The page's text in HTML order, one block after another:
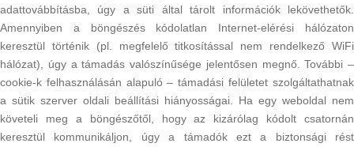
adattovábbításba, úgy a süti által tárolt információk lekövethetők.
Amennyiben a böngészés kódolatlan Internet-elérési hálózaton
keresztül történik (pl. megfelelő titkosítással nem rendelkező WiFi
hálózat), úgy a támadás valószínűsége jelentősen megnő. További –
cookie-k felhasználásán alapuló – támadási felületet szolgáltathatnak
a sütik szerver oldali beállítási hiányosságai. Ha egy weboldal nem
követeli meg a böngészőtől, hogy az kizárólag kódolt csatornán
keresztül kommunikáljon, úgy a támadók ezt a biztonsági rést